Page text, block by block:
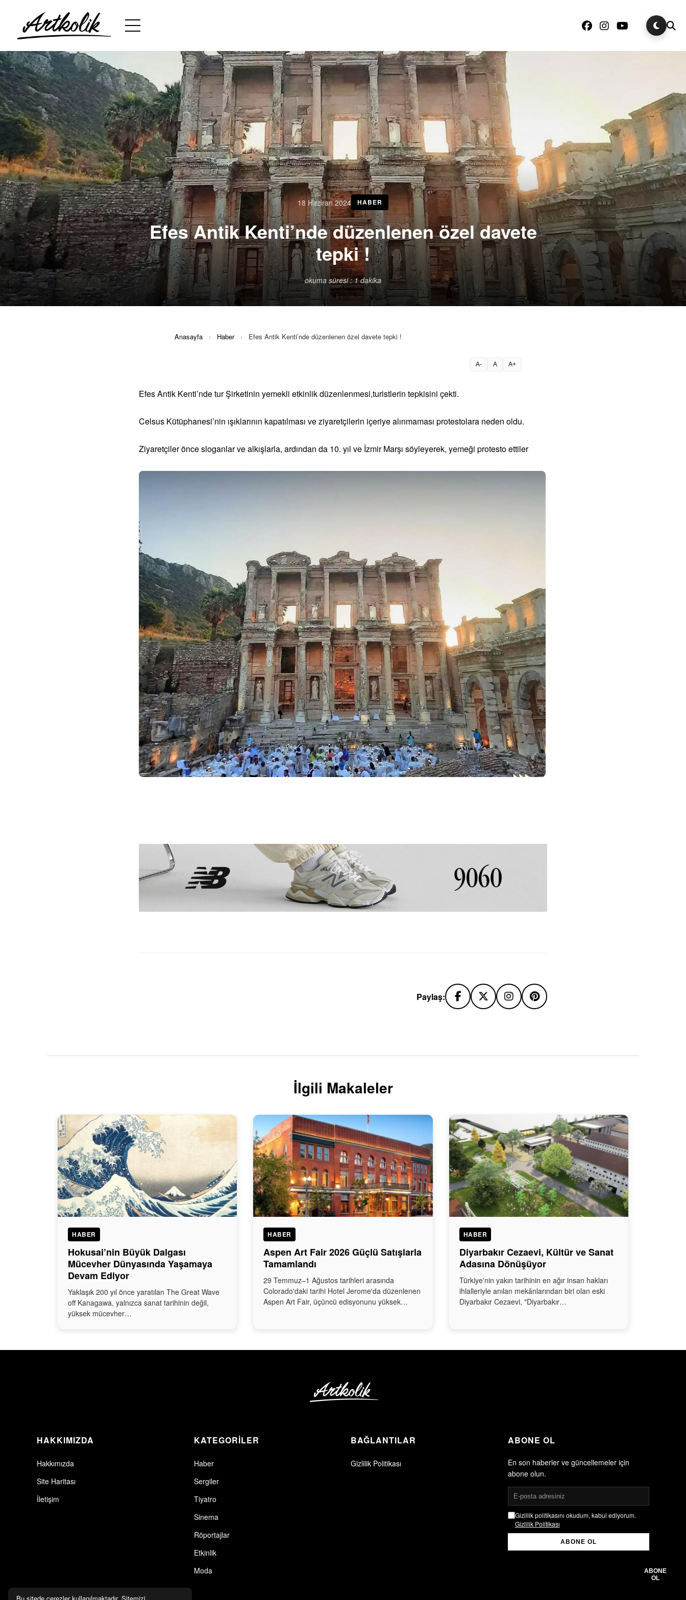
18 Haziran 2024 HABER
Efes Antik Kenti’nde düzenlenen özel davete
tepki !
okuma süresi : 1 dakika
Anasayfa › Haber › Efes Antik Kenti’nde düzenlenen özel davete tepki !
A- A A+
Efes Antik Kenti’nde tur Şirketinin yemekli etkinlik düzenlenmesi,turistlerin tepkisini çekti.
Celsus Kütüphanesi’nin ışıklarının kapatılması ve ziyaretçilerin içeriye alınmaması protestolara neden oldu.
Ziyaretçiler önce sloganlar ve alkışlarla, ardından da 10. yıl ve İzmir Marşı söyleyerek, yemeği protesto ettiler
Paylaş:
İlgili Makaleler
HABER
Hokusai’nin Büyük Dalgası
Mücevher Dünyasında Yaşamaya
Devam Ediyor
Yaklaşık 200 yıl önce yaratılan The Great Wave
off Kanagawa, yalnızca sanat tarihinin değil,
yüksek mücevher…
HABER
Aspen Art Fair 2026 Güçlü Satışlarla
Tamamlandı
29 Temmuz–1 Ağustos tarihleri arasında
Colorado'daki tarihi Hotel Jerome'da düzenlenen
Aspen Art Fair, üçüncü edisyonunu yüksek…
HABER
Diyarbakır Cezaevi, Kültür ve Sanat
Adasına Dönüşüyor
Türkiye'nin yakın tarihinin en ağır insan hakları
ihlalleriyle anılan mekânlarından biri olan eski
Diyarbakır Cezaevi, "Diyarbakır…
HAKKIMIZDA
Hakkımızda
Site Haritası
İletişim
KATEGORİLER
Haber
Sergiler
Tiyatro
Sinema
Röportajlar
Etkinlik
Moda
BAĞLANTILAR
Gizlilik Politikası
ABONE OL
En son haberler ve güncellemeler için
abone olun.
Gizlilik politikasını okudum, kabul ediyorum.
Gizlilik Politikası
ABONE OL
ABONE
OL